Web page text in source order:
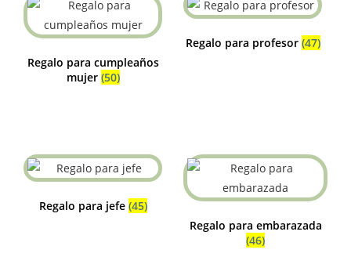
Regalo para cumpleaños
mujer (50)
Regalo para profesor (47)
Regalo para jefe (45)
Regalo para embarazada
(46)